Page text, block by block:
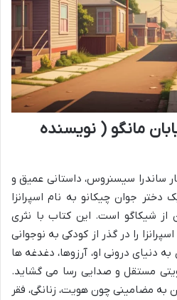
مانگو ( نویسنده
ساندرا سیسنروس، داستانی عمیق و
جوان چیکانو به نام اسپرانزا
از شیکاگو است. این کتاب با نثری
را در گذر از کودکی به نوجوانی
دنیای درونی او، آرزوها، دغدغه ها
مستقل و صدایی رسا می گشاید.
به مضامینی چون هویت، زنانگی، فقر